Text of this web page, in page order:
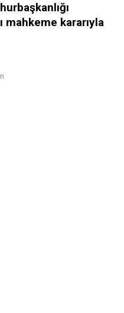
mahkeme kararıyla